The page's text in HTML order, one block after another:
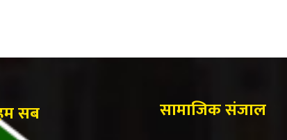
सब सामाजिक संजाल